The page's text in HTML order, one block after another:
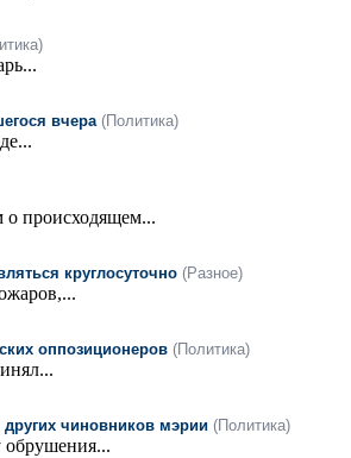
вчера (Политика)
о происходящем...
круглосуточно (Разное)
оппозиционеров (Политика)
других чиновников мэрии (Политика)
обрушения...